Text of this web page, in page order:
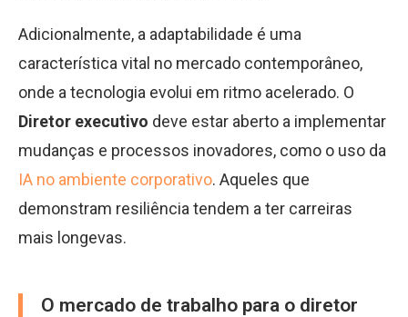
Adicionalmente, a adaptabilidade é uma
característica vital no mercado contemporâneo,
onde a tecnologia evolui em ritmo acelerado. O
Diretor executivo deve estar aberto a implementar
mudanças e processos inovadores, como o uso da
IA no ambiente corporativo. Aqueles que
demonstram resiliência tendem a ter carreiras
mais longevas.
O mercado de trabalho para o diretor